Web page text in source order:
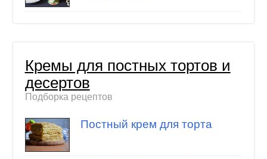
Кремы для постных тортов и
десертов
Подборка рецептов
Постный крем для торта